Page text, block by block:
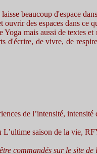
beaucoup d'espace
des espaces dans ce
mais aussi de textes
de vivre, de
de l’intensité,
L’ultime saison de la vie,
commandés sur le site